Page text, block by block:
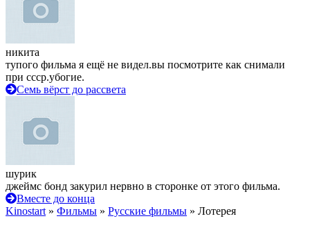
никита
тупого фильма я ещё не видел.вы посмотрите как снимали
при ссср.убогие.
Семь вёрст до рассвета
шурик
джеймс бонд закурил нервно в сторонке от этого фильма.
Вместе до конца
Kinostart » Фильмы » Русские фильмы » Лотерея